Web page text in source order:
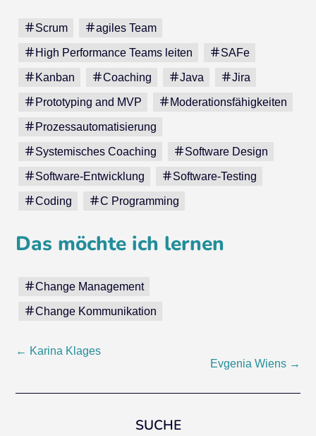
Scrum agiles Team
High Performance Teams leiten SAFe
Kanban Coaching Java Jira
Prototyping and MVP Moderationsfähigkeiten
Prozessautomatisierung
Systemisches Coaching Software Design
Software-Entwicklung Software-Testing
Coding C Programming
Das möchte ich lernen
Change Management
Change Kommunikation
Post
← Karina Klages
Evgenia Wiens →
SUCHE